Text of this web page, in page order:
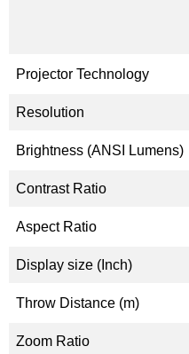
Projector Technology
Resolution
Brightness (ANSI Lumens)
Contrast Ratio
Aspect Ratio
Display size (Inch)
Throw Distance (m)
Zoom Ratio